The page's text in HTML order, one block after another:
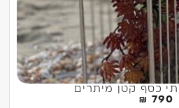
כסף קטן מיתרים
790
₪